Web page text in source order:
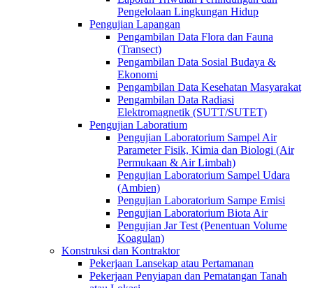
Pengelolaan Lingkungan Hidup
Pengujian Lapangan
Pengambilan Data Flora dan Fauna
(Transect)
Pengambilan Data Sosial Budaya &
Ekonomi
Pengambilan Data Kesehatan Masyarakat
Pengambilan Data Radiasi
Elektromagnetik (SUTT/SUTET)
Pengujian Laboratium
Pengujian Laboratorium Sampel Air
Parameter Fisik, Kimia dan Biologi (Air
Permukaan & Air Limbah)
Pengujian Laboratorium Sampel Udara
(Ambien)
Pengujian Laboratorium Sampe Emisi
Pengujian Laboratorium Biota Air
Pengujian Jar Test (Penentuan Volume
Koagulan)
Konstruksi dan Kontraktor
Pekerjaan Lansekap atau Pertamanan
Pekerjaan Penyiapan dan Pematangan Tanah